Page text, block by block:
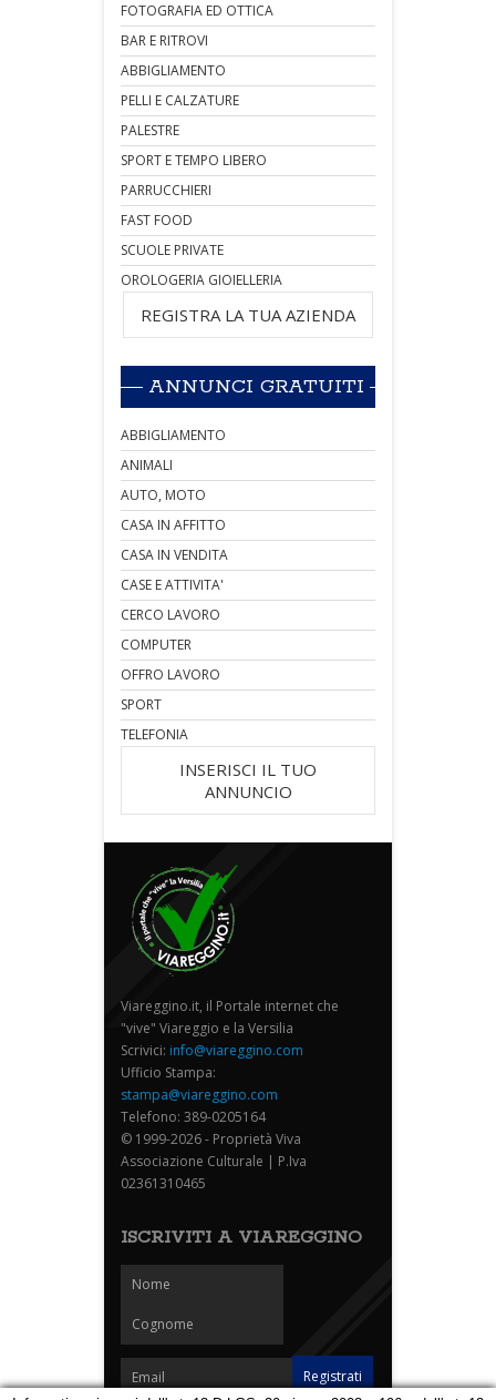
FOTOGRAFIA ED OTTICA
BAR E RITROVI
ABBIGLIAMENTO
PELLI E CALZATURE
PALESTRE
SPORT E TEMPO LIBERO
PARRUCCHIERI
FAST FOOD
SCUOLE PRIVATE
OROLOGERIA GIOIELLERIA
REGISTRA LA TUA AZIENDA
ANNUNCI GRATUITI
ABBIGLIAMENTO
ANIMALI
AUTO, MOTO
CASA IN AFFITTO
CASA IN VENDITA
CASE E ATTIVITA'
CERCO LAVORO
COMPUTER
OFFRO LAVORO
SPORT
TELEFONIA
INSERISCI IL TUO
ANNUNCIO
Viareggino.it, il Portale internet che
"vive" Viareggio e la Versilia
Scrivici: info@viareggino.com
Ufficio Stampa:
stampa@viareggino.com
Telefono: 389-0205164
© 1999-2026 - Proprietà Viva
Associazione Culturale | P.Iva
02361310465
ISCRIVITI A VIAREGGINO